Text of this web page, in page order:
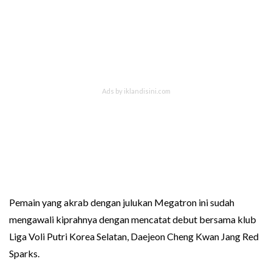
Pemain yang akrab dengan julukan Megatron ini sudah
mengawali kiprahnya dengan mencatat debut bersama klub
Liga Voli Putri Korea Selatan, Daejeon Cheng Kwan Jang Red
Sparks.